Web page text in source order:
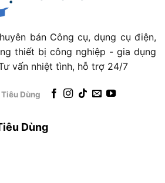
là trái tim của WL30XH-DR,
kế riêng cho dòng máy bơm
đặc điểm kỹ thuật vượt
đa dụng thông thường. Cụ thể,
thông số sau:
bán Công cụ, dụng cụ điện,
thiết bị công nghiệp - gia dụng
vấn nhiệt tình, hỗ trợ 24/7
Dùng
Dùng